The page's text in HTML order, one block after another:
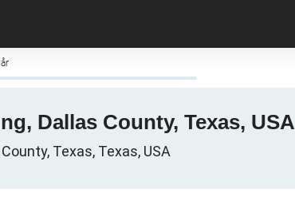
Dallas County, Texas, USA
Texas, Texas, USA